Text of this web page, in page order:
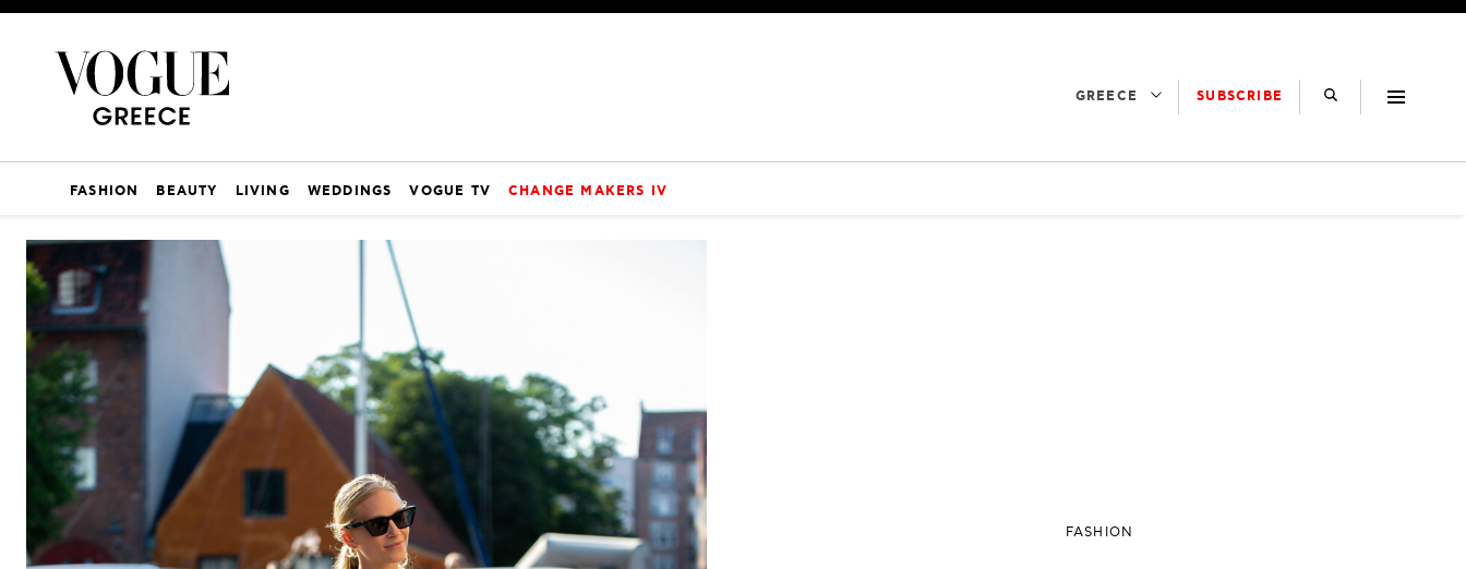
GREECE SUBSCRIBE
FASHION BEAUTY LIVING WEDDINGS VOGUE TV CHANGE MAKERS IV
FASHION